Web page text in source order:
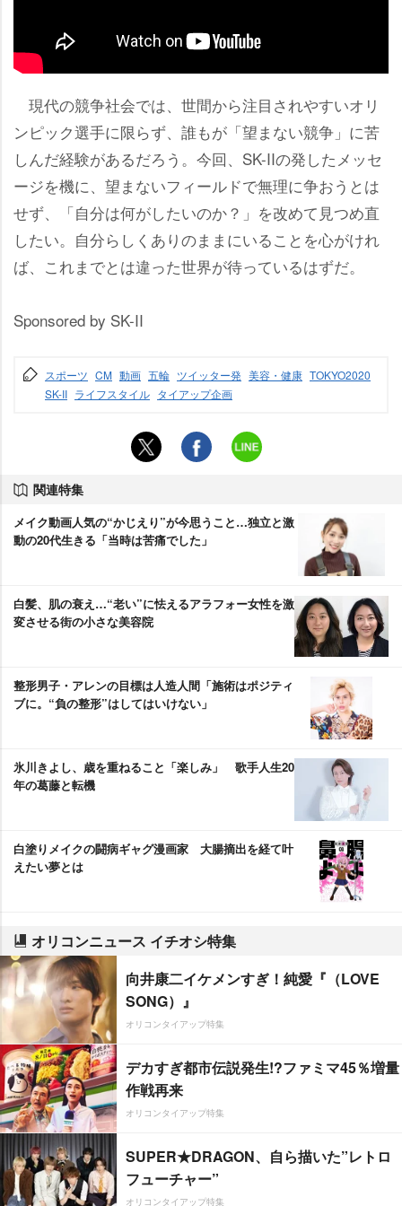
現代の競争社会では、世間から注目されやすいオリ
ンピック選手に限らず、誰もが「望まない競争」に苦
しんだ経験があるだろう。今回、SK-IIの発したメッセ
ージを機に、望まないフィールドで無理に争おうとは
せず、「自分は何がしたいのか？」を改めて見つめ直
したい。自分らしくありのままにいることを心がけれ
ば、これまでとは違った世界が待っているはずだ。
Sponsored by SK-II
スポーツ CM 動画 五輪 ツイッター発 美容・健康 TOKYO2020
SK-II ライフスタイル タイアップ企画
関連特集
メイク動画人気の“かじえり”が今思うこと…独立と激
動の20代生きる「当時は苦痛でした」
白髪、肌の衰え…“老い”に怯えるアラフォー女性を激
変させる街の小さな美容院
整形男子・アレンの目標は人造人間「施術はポジティ
ブに。“負の整形”はしてはいけない」
氷川きよし、歳を重ねること「楽しみ」 歌手人生20
年の葛藤と転機
白塗りメイクの闘病ギャグ漫画家 大腸摘出を経て叶
えたい夢とは
オリコンニュース イチオシ特集
向井康二イケメンすぎ！純愛『（LOVE
SONG）』
オリコンタイアップ特集
デカすぎ都市伝説発生!?ファミマ45％増量
作戦再来
オリコンタイアップ特集
SUPER★DRAGON、自ら描いた”レトロ
フューチャー”
オリコンタイアップ特集